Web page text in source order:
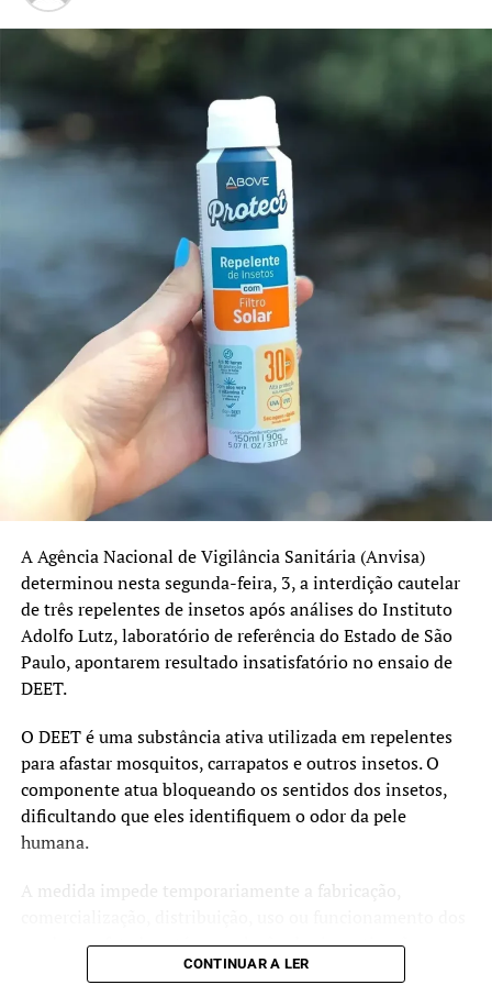
controladas no Brasil.
O Dia D de Mobilização Social está previsto para 22 de
agosto. A realização das atividades nessa data ficará a
critério de cada município, conforme o planejamento das
secretarias municipais de Saúde.
O Calendário Nacional de Vacinação oferece
gratuitamente cerca de 20 vacinas para crianças e
adolescentes. Embora alguns imunizantes já tenham
alcançado a meta estabelecida pelo Ministério da Saúde,
outros ainda apresentam índices abaixo dos 95%
recomendados.
No Rio Grande do Sul, as coberturas registradas em 2025
Pentavalente: 91%
Pneumocócica: 96%
Tríplice Viral: 95%
HPV e sarampo recebem atenção especial
Além da atualização das vacinas de rotina, a campanha
HPV e o sarampo.
O prazo da estratégia extraordinária de vacinação contra
o HPV foi ampliado até 31 de dezembro de 2026 para
adolescentes de 15 a 19 anos que ainda não receberam a
O Ministério da Saúde também orienta a população a
A Agência Nacional de Vigilância Sanitária (Anvisa)
determinou nesta segunda-feira, 3, a interdição cautelar
de três repelentes de insetos após análises do Instituto
Adolfo Lutz, laboratório de referência do Estado de São
Paulo, apontarem resultado insatisfatório no ensaio de
DEET.
O DEET é uma substância ativa utilizada em repelentes
para afastar mosquitos, carrapatos e outros insetos. O
componente atua bloqueando os sentidos dos insetos,
dificultando que eles identifiquem o odor da pele
humana.
A medida impede temporariamente a fabricação,
produtos afetados até a conclusão das investigações e a
adequação às normas sanitárias.
CONTINUAR A LER